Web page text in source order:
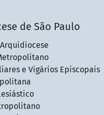
de São Paulo
e Vigários Episcopais